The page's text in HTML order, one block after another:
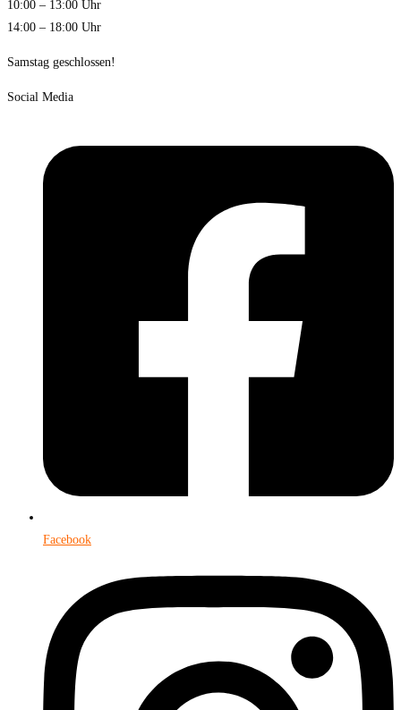
10:00 – 13:00 Uhr
14:00 – 18:00 Uhr
Samstag geschlossen!
Social Media
Facebook